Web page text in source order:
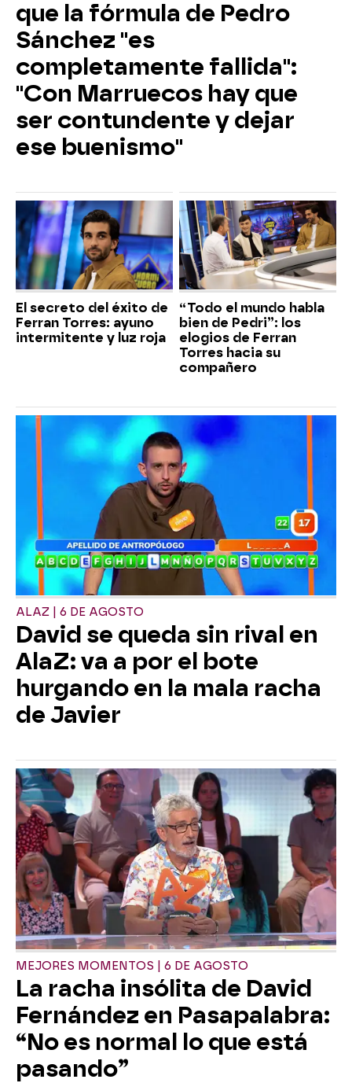
que la fórmula de Pedro
Sánchez "es
completamente fallida":
"Con Marruecos hay que
ser contundente y dejar
ese buenismo"
El secreto del éxito de
Ferran Torres: ayuno
intermitente y luz roja
“Todo el mundo habla
bien de Pedri”: los
elogios de Ferran
Torres hacia su
compañero
ALAZ | 6 DE AGOSTO
David se queda sin rival en
AlaZ: va a por el bote
hurgando en la mala racha
de Javier
MEJORES MOMENTOS | 6 DE AGOSTO
La racha insólita de David
Fernández en Pasapalabra:
“No es normal lo que está
pasando”